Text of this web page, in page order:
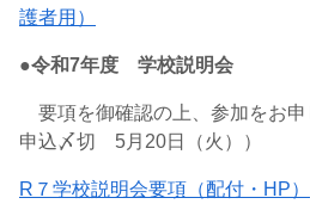
護者用）
●令和7年度 学校説明会
要項を御確認の上、参加をお
申込〆切 5月20日（火））
R７学校説明会要項（配付・HP）